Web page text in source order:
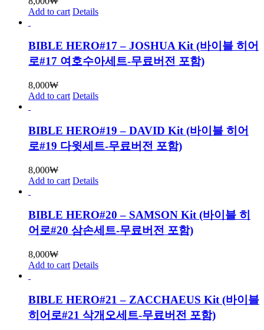
Add to cart Details
BIBLE HERO#17 – JOSHUA Kit (바이블 히어
로#17 여호수아세트-무료버전 포함)
8,000₩
Add to cart Details
BIBLE HERO#19 – DAVID Kit (바이블 히어
로#19 다윗세트-무료버전 포함)
8,000₩
Add to cart Details
BIBLE HERO#20 – SAMSON Kit (바이블 히
어로#20 삼손세트-무료버전 포함)
8,000₩
Add to cart Details
BIBLE HERO#21 – ZACCHAEUS Kit (바이블
히어로#21 삭개오세트-무료버전 포함)